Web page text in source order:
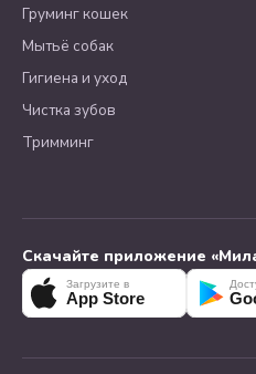
Груминг кошек
Мытьё собак
Гигиена и уход
Чистка зубов
Тримминг
Скачайте приложение
Загрузите в
App Store